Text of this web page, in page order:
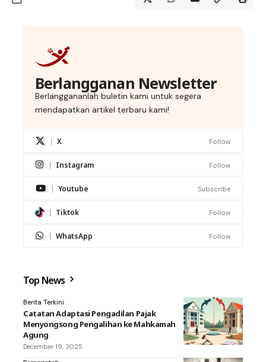
Berlangganan Newsletter
Berlanggananlah buletin kami untuk segera
mendapatkan artikel terbaru kami!
X Follow
Instagram Follow
Youtube Subscribe
Tiktok Follow
WhatsApp Follow
Top News
Berita Terkini
Catatan Adaptasi Pengadilan Pajak
Menyongsong Pengalihan ke Mahkamah
Agung
December 19, 2025